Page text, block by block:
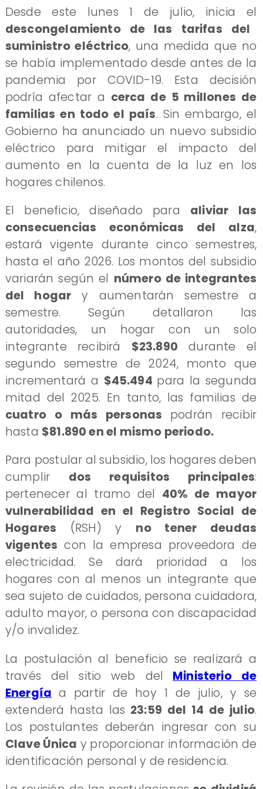
Desde este lunes 1 de julio, inicia el
descongelamiento de las tarifas del
suministro eléctrico, una medida que no
se había implementado desde antes de la
pandemia por COVID-19. Esta decisión
podría afectar a cerca de 5 millones de
familias en todo el país. Sin embargo, el
Gobierno ha anunciado un nuevo subsidio
eléctrico para mitigar el impacto del
aumento en la cuenta de la luz en los
hogares chilenos.
El beneficio, diseñado para aliviar las
consecuencias económicas del alza,
estará vigente durante cinco semestres,
hasta el año 2026. Los montos del subsidio
variarán según el número de integrantes
del hogar y aumentarán semestre a
semestre. Según detallaron las
autoridades, un hogar con un solo
integrante recibirá $23.890 durante el
segundo semestre de 2024, monto que
incrementará a $45.494 para la segunda
mitad del 2025. En tanto, las familias de
cuatro o más personas podrán recibir
hasta $81.890 en el mismo periodo.
Para postular al subsidio, los hogares deben
cumplir dos requisitos principales:
pertenecer al tramo del 40% de mayor
vulnerabilidad en el Registro Social de
Hogares (RSH) y no tener deudas
vigentes con la empresa proveedora de
electricidad. Se dará prioridad a los
hogares con al menos un integrante que
sea sujeto de cuidados, persona cuidadora,
adulto mayor, o persona con discapacidad
y/o invalidez.
La postulación al beneficio se realizará a
través del sitio web del
Ministerio de
Energía a partir de hoy 1 de julio, y se
extenderá hasta las 23:59 del 14 de julio.
Los postulantes deberán ingresar con su
Clave Única y proporcionar información de
identificación personal y de residencia.